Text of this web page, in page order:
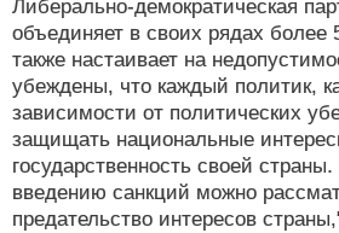
Либерально-демократическая
объединяет в своих рядах более
также настаивает на
убеждены, что каждый политик,
зависимости от политических
защищать национальные
государственность своей
введению санкций можно
предательство интересов